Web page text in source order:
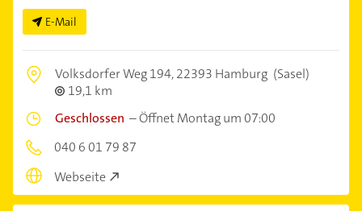
E-Mail
Volksdorfer Weg 194,22393 Hamburg (Sasel)
19,1 km
Geschlossen –Öffnet Montag um 07:00
040 6 01 79 87
Webseite